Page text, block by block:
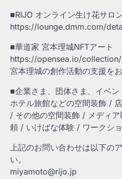
■RIJO オンライン生け花サロ
https://lounge.dmm.com/
■華道家 宮本理城NFTアート
https://opensea.io/
宮本理城の創作活動の支援を
■企業さま、団体さま、イベ
ホテル旅館などの空間装飾 /
/ その他の空間装飾 / メディ
頼 / いけばな体験 / ワークシ
上記のお問い合わせは以下の
い。
miyamoto@rijo.jp